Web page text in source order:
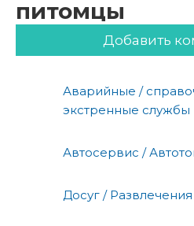
питомцы
Добавить
Аварийные /
экстренные службы
Автосервис /
Досуг /